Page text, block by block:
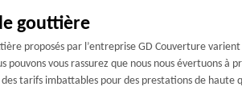
gouttière
proposés par l’entreprise GD Couverture
pouvons vous rassurez que nous nous évertuons
des tarifs imbattables pour des prestations de